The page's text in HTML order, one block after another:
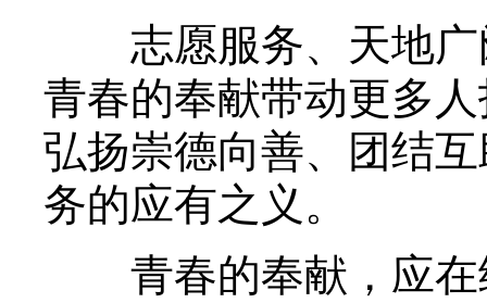
志愿服务、天地广
青春的奉献带动更多
弘扬崇德向善、团结
务的应有之义。
青春的奉献，应在